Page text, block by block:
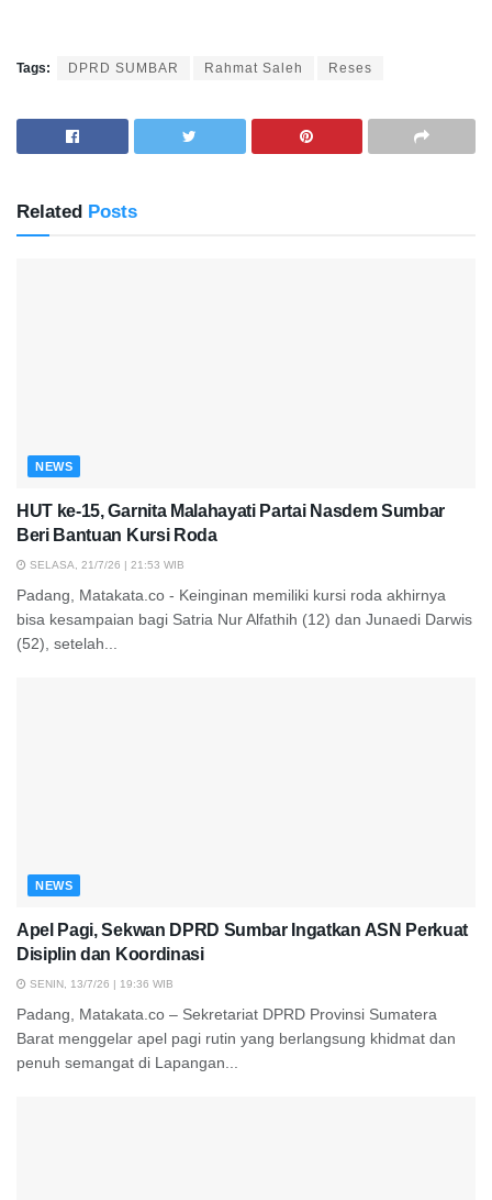
Tags: DPRD SUMBAR Rahmat Saleh Reses
Related Posts
NEWS
HUT ke-15, Garnita Malahayati Partai Nasdem Sumbar
Beri Bantuan Kursi Roda
SELASA, 21/7/26 | 21:53 WIB
Padang, Matakata.co - Keinginan memiliki kursi roda akhirnya
bisa kesampaian bagi Satria Nur Alfathih (12) dan Junaedi Darwis
(52), setelah...
NEWS
Apel Pagi, Sekwan DPRD Sumbar Ingatkan ASN Perkuat
Disiplin dan Koordinasi
SENIN, 13/7/26 | 19:36 WIB
Padang, Matakata.co – Sekretariat DPRD Provinsi Sumatera
Barat menggelar apel pagi rutin yang berlangsung khidmat dan
penuh semangat di Lapangan...